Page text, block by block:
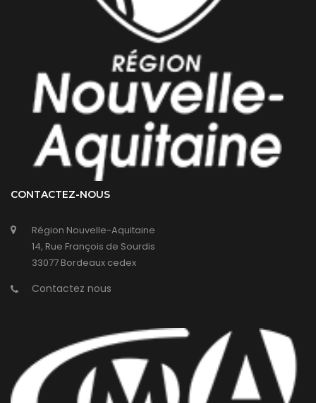
CONTACTEZ-NOUS
Région Nouvelle-Aquitaine
14, Rue François de Sourdis
33077 Bordeaux cedex
Contactez nous